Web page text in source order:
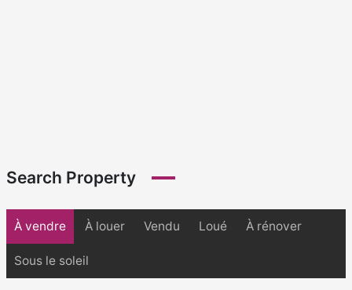
Search Property
À vendre À louer Vendu Loué À rénover
Sous le soleil